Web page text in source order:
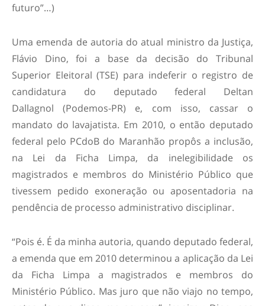
futuro”…)
Uma emenda de autoria do atual ministro da Justiça,
Flávio Dino, foi a base da decisão do Tribunal
Superior Eleitoral (TSE) para indeferir o registro de
candidatura do deputado federal Deltan
Dallagnol (Podemos-PR) e, com isso, cassar o
mandato do lavajatista. Em 2010, o então deputado
federal pelo PCdoB do Maranhão propôs a inclusão,
na Lei da Ficha Limpa, da inelegibilidade os
magistrados e membros do Ministério Público que
tivessem pedido exoneração ou aposentadoria na
pendência de processo administrativo disciplinar.
“Pois é. É da minha autoria, quando deputado federal,
a emenda que em 2010 determinou a aplicação da Lei
da Ficha Limpa a magistrados e membros do
Ministério Público. Mas juro que não viajo no tempo,